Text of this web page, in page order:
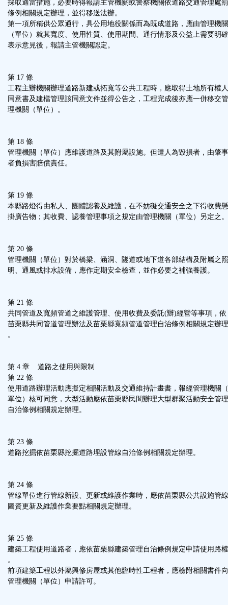
採取適當措施，必要時得報請主管機關或警察機關依道路交通管理處罰
條例相關規定辦理，並得移送法辦。
第一項所稱供公眾通行，具公用地役關係而為既成道路，應由管理機關
（單位）就其寬度、使用性質、使用期間、通行情形及公益上需要明確
表示意見後，報請主管機關認定。
第 17 條
工程主辦機關辦理道路新建或拓寬等公共工程時，應取得土地所有權人
同意書及建檔管理該同意文件並得公告之，工程完成後亦應一併移交管
理機關（單位）。
第 18 條
管理機關（單位）應維護道路及其附屬設施。但遭人為毀損者，由肇事
者負損害賠償責任。
第 19 條
本縣路燈得由私人、團體認養及維護，在不妨礙交通安全之下得收費懸
掛廣告物；其收費、認養管理事項之規定由管理機關（單位）另定之。
第 20 條
管理機關（單位）對於橋梁、涵洞、隧道或地下道各部結構及附屬之照
明、通風或排水設備，應作定期安全檢查，並作必要之補強養護。
第 21 條
共同管道及寬頻管道之維護管理、使用收費及委託(辦)經營等事項，依
苗栗縣共同管道管理辦法及苗栗縣寬頻管道管理自治條例相關規定辦理
。
第 4 章 道路之使用與限制
第 22 條
使用道路辦理活動應擬定相關活動及交通維持計畫書，報經管理機關（
單位）核可同意，大型活動應依苗栗縣民間辦理大型群聚活動安全管理
自治條例相關規定辦理。
第 23 條
道路挖掘依苗栗縣挖掘道路埋設管線自治條例相關規定辦理。
第 24 條
管線單位進行管線新設、更新或維護作業時，應依苗栗縣公共設施管線
圖資更新及維護作業要點相關規定辦理。
第 25 條
建築工程使用道路者，應依苗栗縣建築管理自治條例規定申請使用路權
。
前項建築工程以外屬興修房屋或其他臨時性工程者，應檢附相關書件向
管理機關（單位）申請許可。